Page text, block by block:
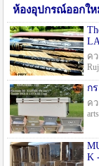
ห้องอุปกรณ์ออกใ
ค
ก
ค
K